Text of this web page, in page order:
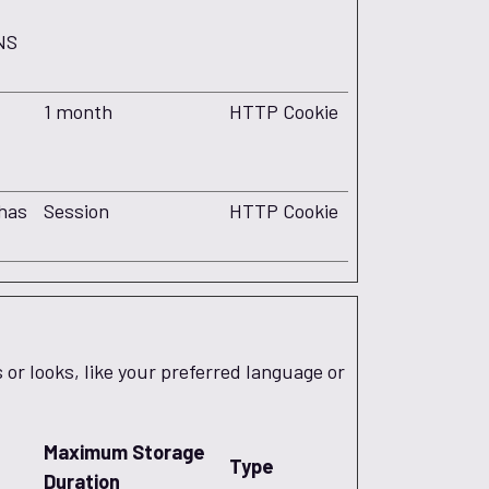
1 month HTTP Cookie
Session HTTP Cookie
looks, like your preferred language or
Maximum Storage
Duration
Type